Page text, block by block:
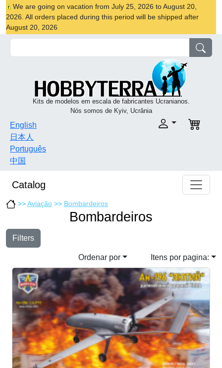
We are going on vacation from July 25, 2026 to August 20,
2026. All orders placed during this period will be shipped after
August 20, 2026
Kits de modelos em escala de fabricantes Ucranianos.
Nós somos de Kyiv, Ucrânia
English
日本人
Português
中国
Catalog
>>Aviação >> Bombardeiros
Bombardeiros
Filters
Ordenar por Itens por pagina: